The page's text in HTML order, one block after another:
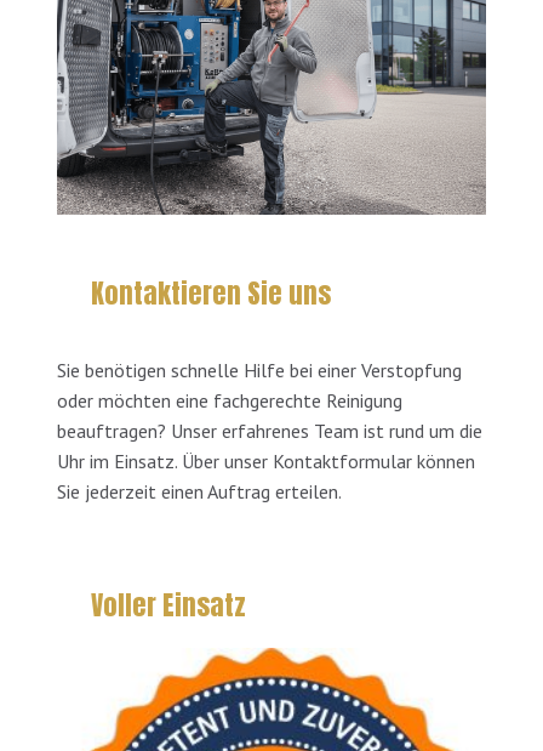
Kontaktieren Sie uns
Sie benötigen schnelle Hilfe bei einer Verstopfung
oder möchten eine fachgerechte Reinigung
beauftragen? Unser erfahrenes Team ist rund um die
Uhr im Einsatz. Über unser Kontaktformular können
Sie jederzeit einen Auftrag erteilen.
Voller Einsatz